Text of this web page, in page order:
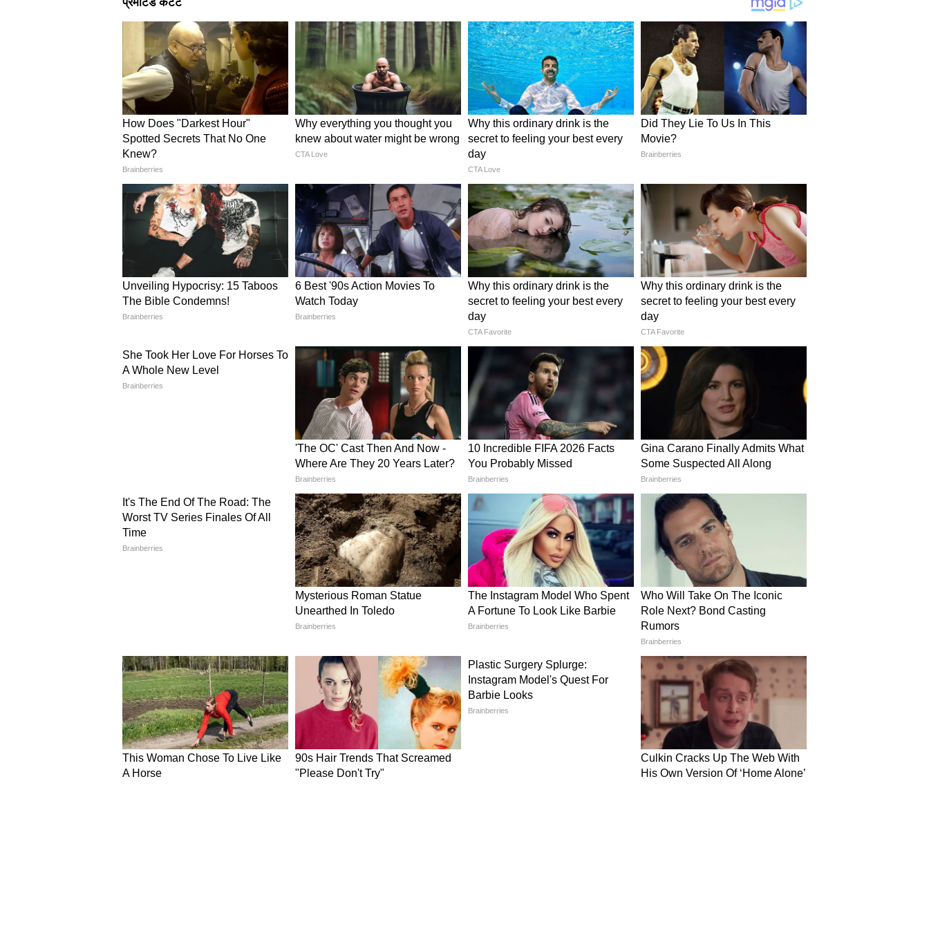
Related Articles
Sarkari Naukri: रेलवे में 6238
टेक्नीशियन पदों पर बंपर भर्ती, आवेदन
शुरू, जानें योग्यता और कितनी मिलेगी
सैलरी
BPSC Exam 2025: सरकारी नौकरी
का सुनहरा मौका! BPSC 71वीं CCE
में बढ़ी वैकेंसी, DSP पद शामिल
BPSC 71वीं भर्ती के लिए कौन कर सकता है आवेदन, क्या है पात्रता?
BPSC 71वीं भर्ती के लिए आवेदन करने के इच्छुक उम्मीदवार के पास किसी मान्यता प्राप्त
विश्वविद्यालय से ग्रेजुएशन की डिग्री होनी चाहिए। आयु सीमा न्यूनतम 20 वर्ष और अधिकतम 37 वर्ष
है। महिला उम्मीदवारों और SC/ST/OBC वर्ग को सरकारी नियमों के तहत आयु में छूट दी गई है।
BPSC 71st CCE 2025: एप्लीकेशन पीस
बीपीएससी 71वीं भर्ती के लिए आवेदन करने जा रहे कैंडिडेट्स को तय आवेदन शुल्क भी भरनी
होगी। कैटेगरी वाइज एप्लीकेशन फीस की बात करें तो सामान्य, ओबीसी और अन्य राज्य के
उम्मीदवारों को ₹600 आवेदन शुल्क जमा करना होगा। जबकि बिहार राज्य की महिलाएं, SC, ST,
दिव्यांग उम्मीदवारों को ₹150 रूपए फीस भरनी होगी। शुल्क भुगतान ऑनलाइन माध्यमों- डेबिट
कार्ड/क्रेडिट कार्ड/नेट बैंकिंग या ऑफलाइन चालान के माध्यम से किया जा सकता है।
BPSC 71st CCE 2025 How to Apply: आवेदन कैसे करें?
BPSC की वेबसाइट bpsc.bihar.gov.in पर जाएं।
"Apply Online" सेक्शन में जाएं और "BPSC 71st CCE 2025" लिंक पर क्लिक करें।
नया रजिस्ट्रेशन करें और लॉगिन करें।
आवेदन फॉर्म में अपनी सभी जानकारी भरें।
पासपोर्ट साइज फोटो, सिग्नेचर और जरूरी डॉक्यूमेंट्स अपलोड करें।
आवेदन शुल्क जमा करके फॉर्म सबमिट करें।
भविष्य के लिए फॉर्म का प्रिंटआउट जरूर सुरक्षित रखें।
अगर आप बिहार सरकार की प्रतिष्ठित सेवाओं में अपना करियर बनाना चाहते हैं, तो BPSC 71वीं
परीक्षा 2025 आपके लिए शानदार मौका है। अब पदों की संख्या बढ़कर 1298 हो चुकी है, जिससे